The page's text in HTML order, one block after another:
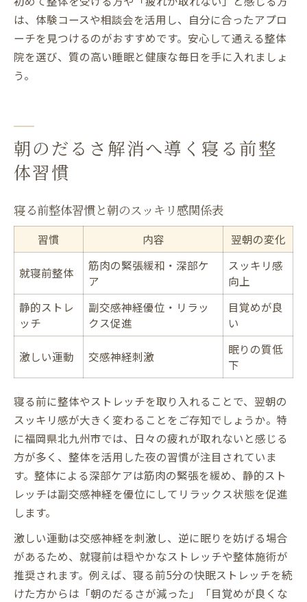
は、体験コースや相談会を活用し、自分に合ったアプロ
ーチを見つけるのがおすすめです。安心して通える整体
院を選び、質の高い睡眠と健康な毎日を手に入れましょ
う。
朝のだるさ解消へ導く寝る前整
体習慣
寝る前整体習慣と朝のスッキリ感関係表
習慣 内容 翌朝の変化
就寝前整体
筋肉の緊張緩和・深部ケ
ア
スッキリ感
向上
静的ストレ
ッチ
副交感神経優位・リラッ
クス促進
目覚めが良
い
激しい運動 交感神経刺激
眠りの質低
下
寝る前に整体やストレッチを取り入れることで、翌朝の
スッキリ感が大きく変わることをご存知でしょうか。特
に福岡県北九州市では、日々の疲れが取れないと感じる
方が多く、整体を活用した夜の習慣が注目されていま
す。整体による深部ケアは筋肉の緊張を緩め、静的スト
レッチは副交感神経を優位にしてリラックス状態を促進
します。
激しい運動は交感神経を刺激し、逆に眠りを妨げる場合
があるため、就寝前は穏やかなストレッチや整体施術が
推奨されます。例えば、寝る前5分の快眠ストレッチを続
けた方からは「朝のだるさが減った」「目覚めが良くな